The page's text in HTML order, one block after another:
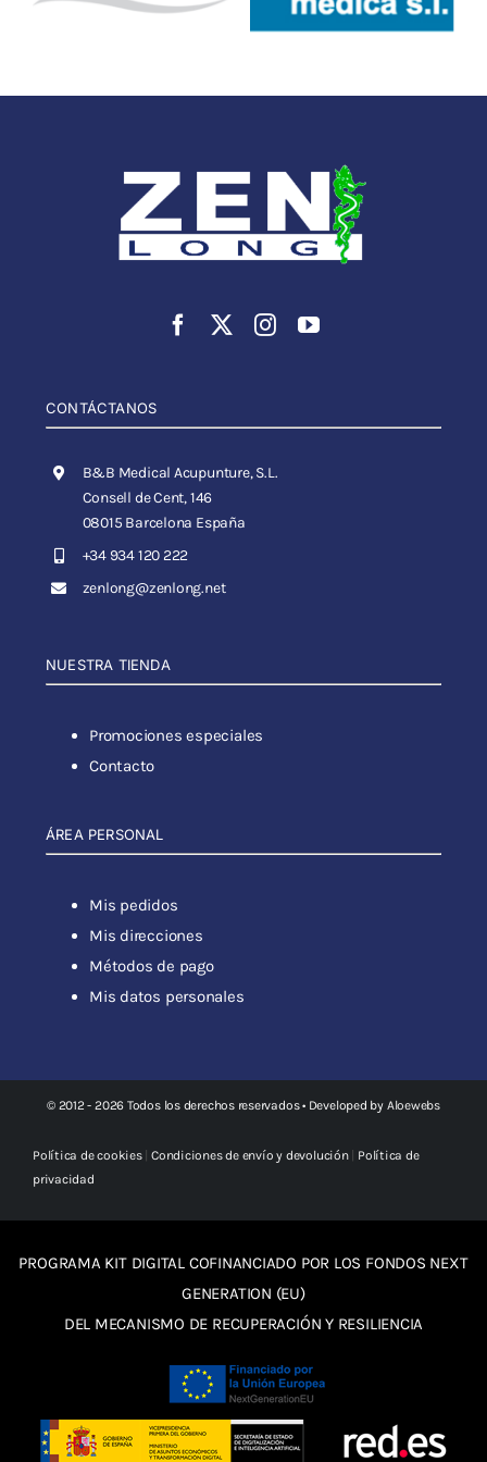
CONTÁCTANOS
B&B Medical Acupunture, S.L.
Consell de Cent, 146
08015 Barcelona España
+34 934 120 222
zenlong@zenlong.net
NUESTRA TIENDA
Promociones especiales
Contacto
ÁREA PERSONAL
Mis pedidos
Mis direcciones
Métodos de pago
Mis datos personales
© 2012 - 2026 Todos los derechos reservados • Developed by Aloewebs
Política de cookies|Condiciones de envío y devolución| Política de
privacidad
PROGRAMA KIT DIGITAL COFINANCIADO POR LOS FONDOS NEXT
GENERATION (EU)
DEL MECANISMO DE RECUPERACIÓN Y RESILIENCIA